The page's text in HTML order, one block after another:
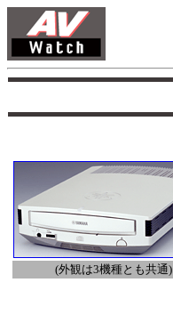
(外観は3機種とも共通)